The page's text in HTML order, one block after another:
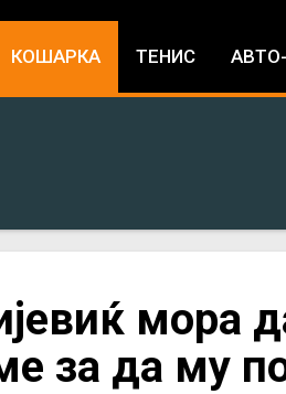
КОШАРКА ТЕНИС
мора
за да му